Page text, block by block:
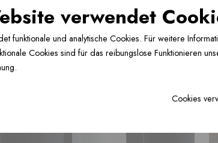
Fussbodenheizung ›
Renovierung, fürverwendet
funktionale und analytische Cookies. Für weitere
Cookies sind für das reibungslose Funktionieren
Cookies